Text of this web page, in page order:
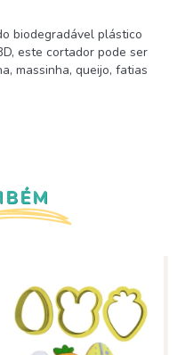
biodegradável plástico
este cortador pode ser
massinha, queijo, fatias